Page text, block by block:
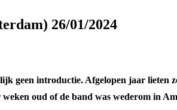
26/01/2024
geen introductie. Afgelopen jaar lieten
oud of de band was wederom in